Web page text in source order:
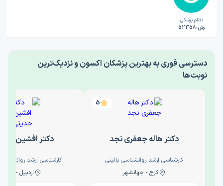
نظام پزشکی
رش-52358
‎دسترسی فوری به بهترین پزشکان اکسون و نزدیک‌ترین
نوبت‌ها
5
دکتر هاله جعفری نجد
کارشناسی ارشد روانشناسی بالینی
کرج - جهانشهر
دکتر افشین
کارشناسی ارشد
اردبیل - والی